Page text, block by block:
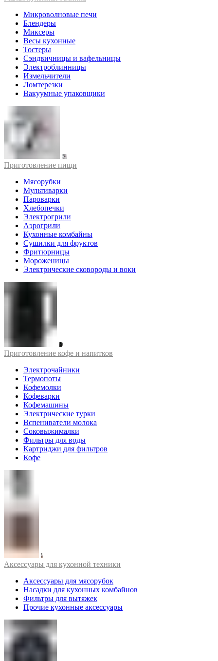
Микроволновые печи
Блендеры
Миксеры
Весы кухонные
Тостеры
Сэндвичницы и вафельницы
Электроблинницы
Измельчители
Ломтерезки
Вакуумные упаковщики
Приготовление пищи
Мясорубки
Мультиварки
Пароварки
Хлебопечки
Электрогрили
Аэрогрили
Кухонные комбайны
Сушилки для фруктов
Фритюрницы
Мороженицы
Электрические сковороды и воки
Приготовление кофе и напитков
Электрочайники
Термопоты
Кофемолки
Кофеварки
Кофемашины
Электрические турки
Вспениватели молока
Соковыжималки
Фильтры для воды
Картриджи для фильтров
Кофе
Аксессуары для кухонной техники
Аксессуары для мясорубок
Насадки для кухонных комбайнов
Фильтры для вытяжек
Прочие кухонные аксессуары